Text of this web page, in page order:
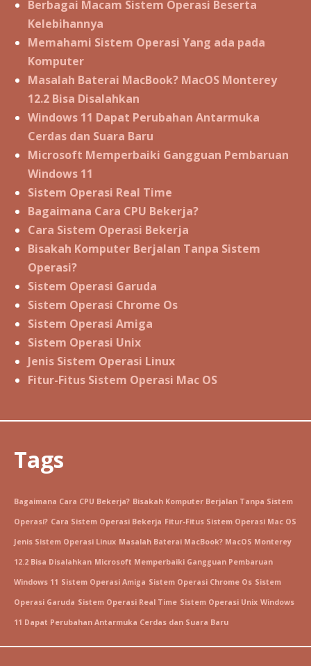
Berbagai Macam Sistem Operasi Beserta
Kelebihannya
Memahami Sistem Operasi Yang ada pada
Komputer
Masalah Baterai MacBook? MacOS Monterey
12.2 Bisa Disalahkan
Windows 11 Dapat Perubahan Antarmuka
Cerdas dan Suara Baru
Microsoft Memperbaiki Gangguan Pembaruan
Windows 11
Sistem Operasi Real Time
Bagaimana Cara CPU Bekerja?
Cara Sistem Operasi Bekerja
Bisakah Komputer Berjalan Tanpa Sistem
Operasi?
Sistem Operasi Garuda
Sistem Operasi Chrome Os
Sistem Operasi Amiga
Sistem Operasi Unix
Jenis Sistem Operasi Linux
Fitur-Fitus Sistem Operasi Mac OS
Tags
Bagaimana Cara CPU Bekerja? Bisakah Komputer Berjalan Tanpa Sistem
Operasi? Cara Sistem Operasi Bekerja Fitur-Fitus Sistem Operasi Mac OS
Jenis Sistem Operasi Linux Masalah Baterai MacBook? MacOS Monterey
12.2 Bisa Disalahkan Microsoft Memperbaiki Gangguan Pembaruan
Windows 11 Sistem Operasi Amiga Sistem Operasi Chrome Os Sistem
Operasi Garuda Sistem Operasi Real Time Sistem Operasi Unix Windows
11 Dapat Perubahan Antarmuka Cerdas dan Suara Baru